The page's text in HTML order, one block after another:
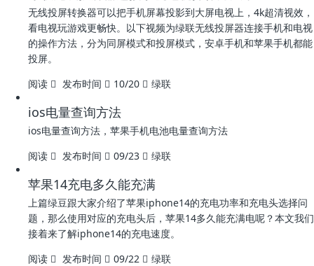
无线投屏转换器可以把手机屏幕投影到大屏电视上，4k超清视效，
看电视玩游戏更畅快。以下视频为绿联无线投屏器连接手机和电视
的操作方法，分为同屏模式和投屏模式，安卓手机和苹果手机都能
投屏。
阅读
发布时间 10/20 绿联
ios电量查询方法
ios电量查询方法，苹果手机电池电量查询方法
阅读
发布时间 09/23 绿联
苹果14充电多久能充满
上篇绿豆跟大家介绍了苹果iphone14的充电功率和充电头选择问
题，那么使用对应的充电头后，苹果14多久能充满电呢？本文我们
接着来了解iphone14的充电速度。
阅读
发布时间 09/22 绿联